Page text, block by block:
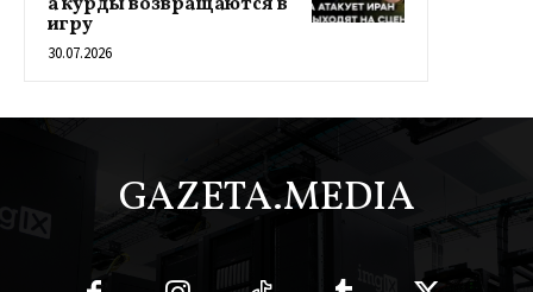
игру
30.07.2026
GAZETA.MEDIA